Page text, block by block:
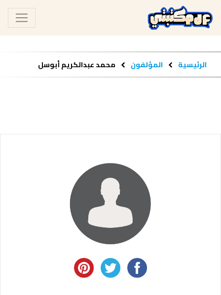
الرئيسية المؤلفون محمد عبدالكريم أبوسل